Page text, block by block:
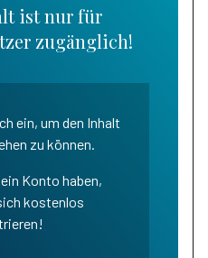
ist nur für
zugänglich!
ein, um den Inhalt
zu können.
Konto haben,
kostenlos